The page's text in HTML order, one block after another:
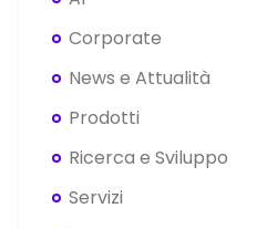
Corporate
News e Attualità
Prodotti
Ricerca e Sviluppo
Servizi